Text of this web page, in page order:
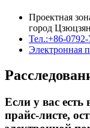
Проектная
город
Тел.:+86-
Электронная
Если у вас
прайс-листе,